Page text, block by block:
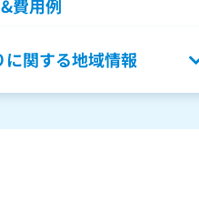
費用例
に関する地域情報